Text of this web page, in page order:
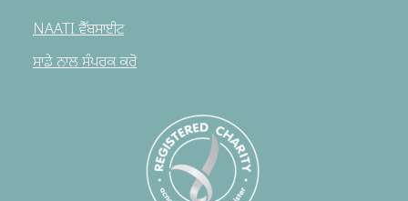
NAATI ਵੈੱਬਸਾਈਟ
ਸਾਡੇ ਨਾਲ ਸੰਪਰਕ ਕਰੋ